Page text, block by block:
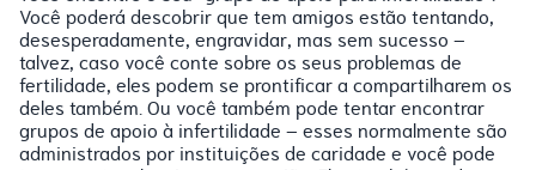
Você poderá descobrir que tem amigos estão tentando,
desesperadamente, engravidar, mas sem sucesso –
talvez, caso você conte sobre os seus problemas de
fertilidade, eles podem se prontificar a compartilharem os
deles também. Ou você também pode tentar encontrar
grupos de apoio à infertilidade – esses normalmente são
administrados por instituições de caridade e você pode